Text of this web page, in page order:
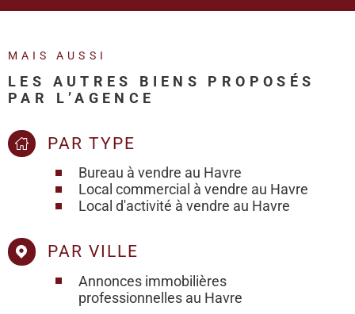
MAIS AUSSI
LES AUTRES BIENS PROPOSÉS
PAR L’AGENCE
PAR TYPE
Bureau à vendre au Havre
Local commercial à vendre au Havre
Local d'activité à vendre au Havre
PAR VILLE
Annonces immobilières
professionnelles au Havre